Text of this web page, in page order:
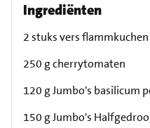
Ingrediënten
2 stuks vers
250 g cherrytomaten
120 g Jumbo's basilicum
150 g Jumbo's